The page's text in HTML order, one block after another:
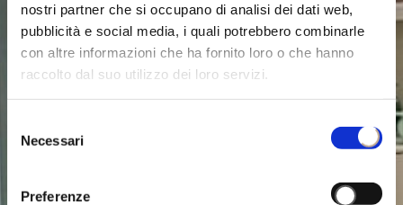
nostri partner che si occupano di analisi dei dati web,
pubblicità e social media, i quali potrebbero combinarle
con altre informazioni che ha fornito loro o che hanno
raccolto dal suo utilizzo dei loro servizi.
delNecessari
Preferenze